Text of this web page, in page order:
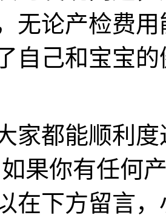
无论产检费
自己和宝宝
都能顺利度
果你有任何
在下方留言